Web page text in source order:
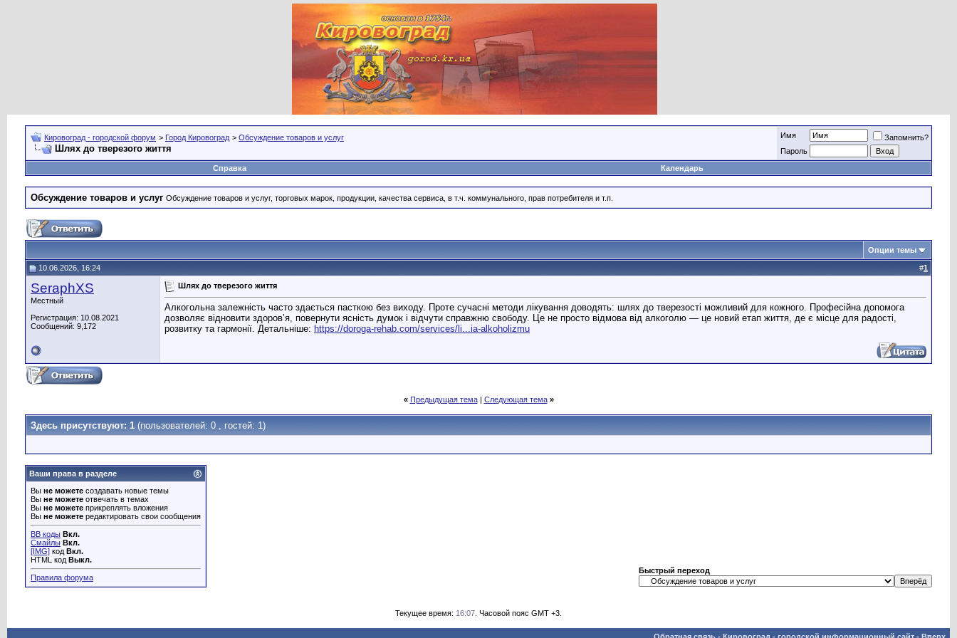
Кировоград - городской форум > Город Кировоград > Обсуждение товаров и услуг
Шлях до тверезого життя
Имя
Запомнить?
Пароль
Справка
Календарь
Обсуждение товаров и услуг Обсуждение товаров и услуг, торговых марок, продукции, качества сервиса, в т.ч. коммунального, прав потребителя и т.п.
Опции темы
10.06.2026, 16:24 #1
SeraphXS
Местный
Регистрация: 10.08.2021
Сообщений: 9,172
Шлях до тверезого життя
Алкогольна залежність часто здається пасткою без виходу. Проте сучасні методи лікування доводять: шлях до тверезості можливий для кожного. Професійна допомога
дозволяє відновити здоров’я, повернути ясність думок і відчути справжню свободу. Це не просто відмова від алкоголю — це новий етап життя, де є місце для радості,
розвитку та гармонії. Детальніше: https://doroga-rehab.com/services/li...ia-alkoholizmu
« Предыдущая тема| Следующая тема »
Здесь присутствуют: 1 (пользователей: 0 , гостей: 1)
Ваши права в разделе
Вы не можете создавать новые темы
Вы не можете отвечать в темах
Вы не можете прикреплять вложения
Вы не можете редактировать свои сообщения
BB коды Вкл.
Смайлы Вкл.
[IMG] код Вкл.
HTML код Выкл.
Правила форума
Быстрый переход
Текущее время: 16:07 . Часовой пояс GMT +3.